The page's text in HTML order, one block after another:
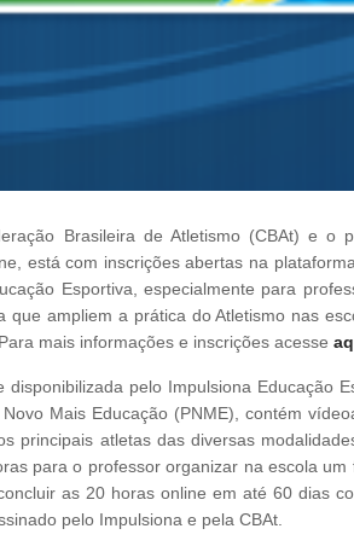
Brasileira de Atletismo (CBAt) e o
está com inscrições abertas na
Esportiva, especialmente para
que ampliem a prática do Atletismo nas
mais informações e inscrições acesse
disponibilizada pelo Impulsiona Educação
Mais Educação (PNME), contém
principais atletas das diversas
para o professor organizar na escola
as 20 horas online em até 60 dias
pelo Impulsiona e pela CBAt.